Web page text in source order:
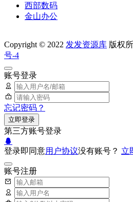
西部数码
金山办公
Copyright © 2022 发发资源库 版权
号-4
账号登录
忘记密码？
立即登录
第三方账号登录
登录即同意用户协议没有账号？ 立
账号注册